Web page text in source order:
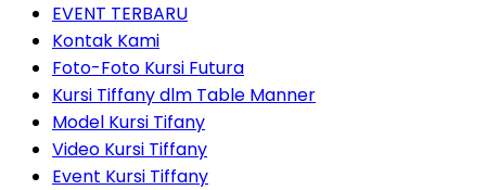
EVENT TERBARU
Kontak Kami
Foto-Foto Kursi Futura
Kursi Tiffany dlm Table Manner
Model Kursi Tifany
Video Kursi Tiffany
Event Kursi Tiffany